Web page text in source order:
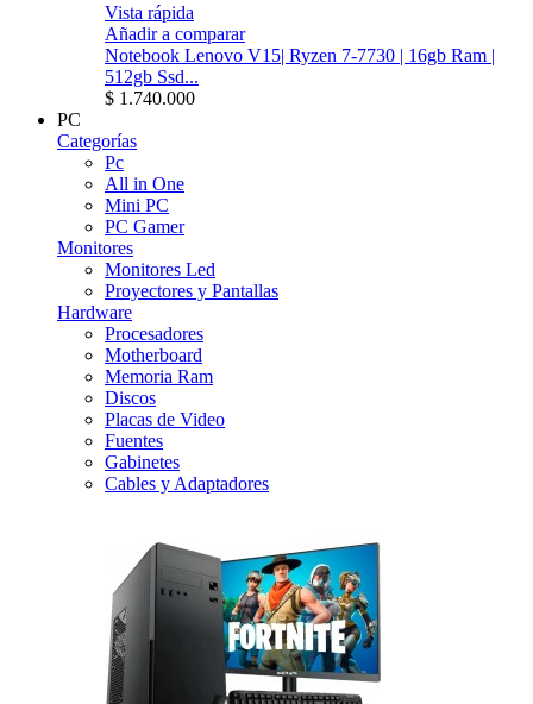
Vista rápida
Añadir a comparar
Notebook Lenovo V15| Ryzen 7-7730 | 16gb Ram |
512gb Ssd...
$ 1.740.000
PC
Categorías
Pc
All in One
Mini PC
PC Gamer
Monitores
Monitores Led
Proyectores y Pantallas
Hardware
Procesadores
Motherboard
Memoria Ram
Discos
Placas de Video
Fuentes
Gabinetes
Cables y Adaptadores